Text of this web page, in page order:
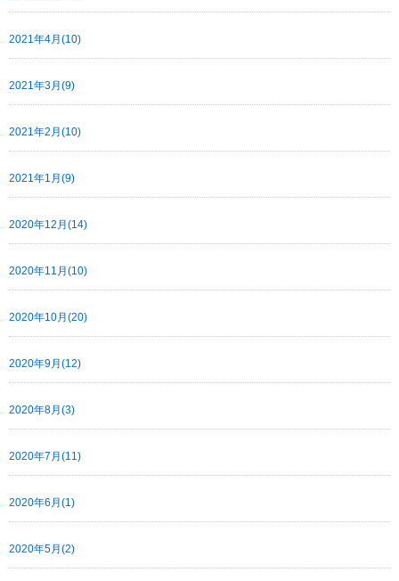
2021年4月(10)
2021年3月(9)
2021年2月(10)
2021年1月(9)
2020年12月(14)
2020年11月(10)
2020年10月(20)
2020年9月(12)
2020年8月(3)
2020年7月(11)
2020年6月(1)
2020年5月(2)